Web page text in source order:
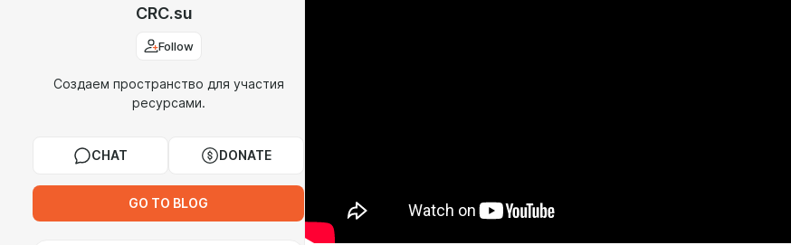
CRC.su
Follow
Создаем пространство для участия
ресурсами.
CHAT DONATE
GO TO BLOG